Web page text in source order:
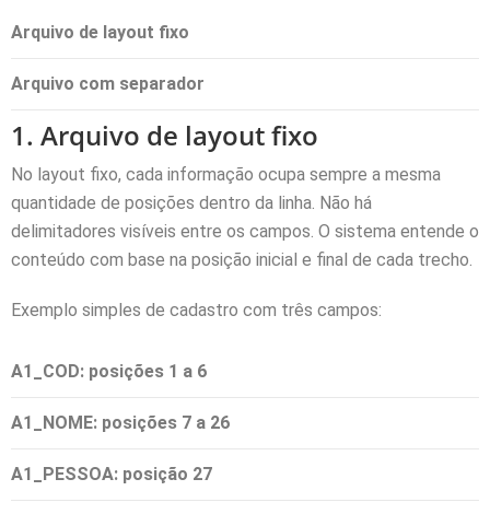
Arquivo de layout fixo
Arquivo com separador
1. Arquivo de layout fixo
No layout fixo, cada informação ocupa sempre a mesma
quantidade de posições dentro da linha. Não há
delimitadores visíveis entre os campos. O sistema entende o
conteúdo com base na posição inicial e final de cada trecho.
Exemplo simples de cadastro com três campos:
A1_COD: posições 1 a 6
A1_NOME: posições 7 a 26
A1_PESSOA: posição 27